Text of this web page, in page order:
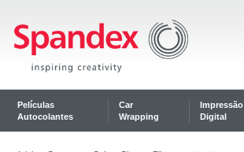
Películas
Autocolantes
Car
Wrapping
Impressão
Digital